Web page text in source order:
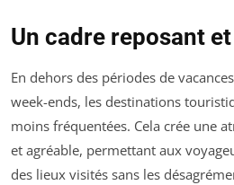
Un cadre reposant
En dehors des périodes de
week-ends, les destinations
moins fréquentées. Cela crée une
et agréable, permettant aux
des lieux visités sans les